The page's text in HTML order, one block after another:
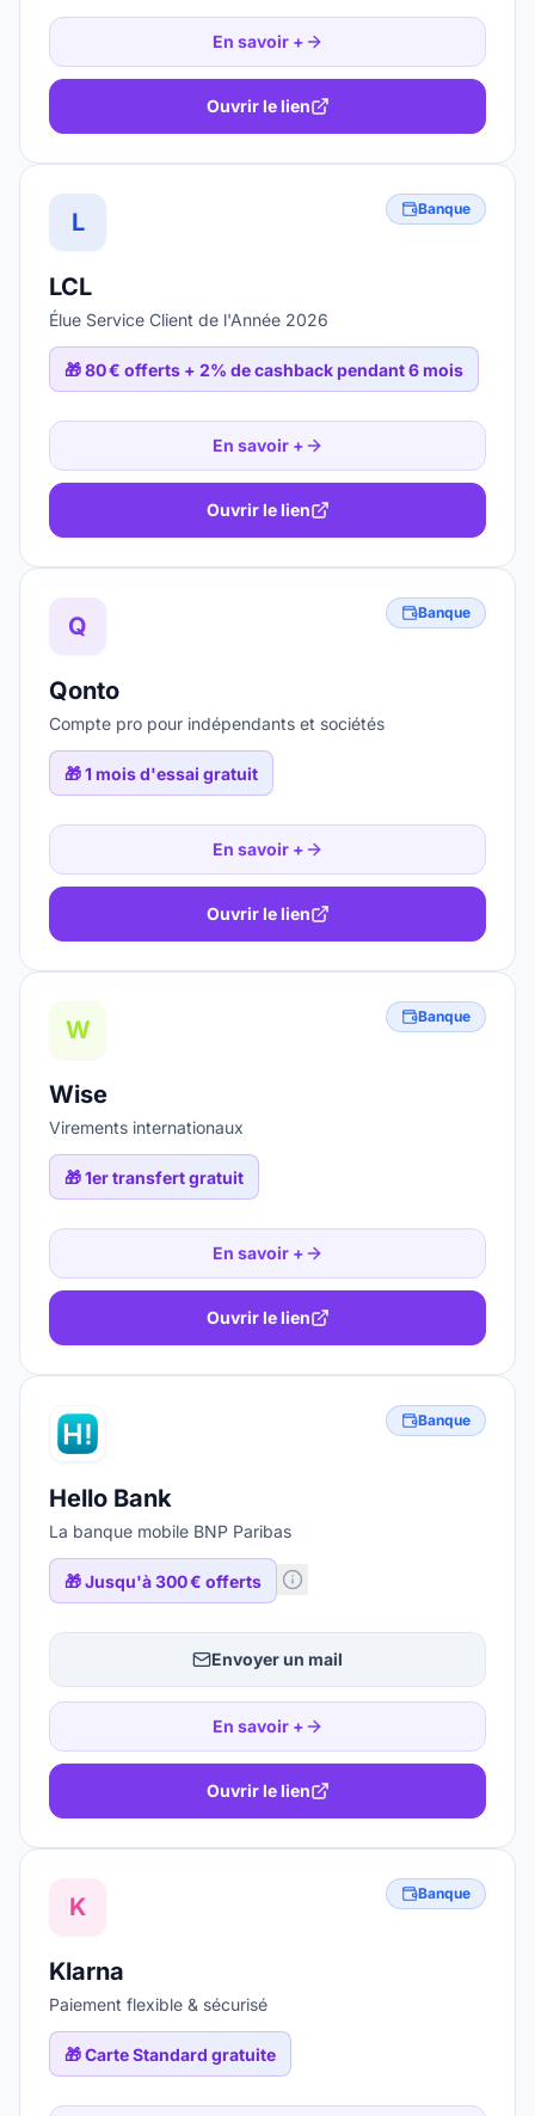
En savoir +
Ouvrir le lien
L Banque
LCL
Élue Service Client de l'Année 2026
🎁80 € offerts + 2% de cashback pendant 6 mois
En savoir +
Ouvrir le lien
Q Banque
Qonto
Compte pro pour indépendants et sociétés
🎁1 mois d'essai gratuit
En savoir +
Ouvrir le lien
W Banque
Wise
Virements internationaux
🎁1er transfert gratuit
En savoir +
Ouvrir le lien
Banque
Hello Bank
La banque mobile BNP Paribas
🎁Jusqu'à 300 € offerts
Envoyer un mail
En savoir +
Ouvrir le lien
K Banque
Klarna
Paiement flexible & sécurisé
🎁Carte Standard gratuite